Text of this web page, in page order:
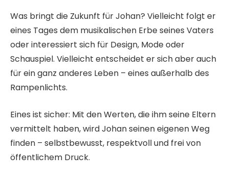
Was bringt die Zukunft für Johan? Vielleicht folgt er
eines Tages dem musikalischen Erbe seines Vaters
oder interessiert sich für Design, Mode oder
Schauspiel. Vielleicht entscheidet er sich aber auch
für ein ganz anderes Leben – eines außerhalb des
Rampenlichts.
Eines ist sicher: Mit den Werten, die ihm seine Eltern
vermittelt haben, wird Johan seinen eigenen Weg
finden – selbstbewusst, respektvoll und frei von
öffentlichem Druck.